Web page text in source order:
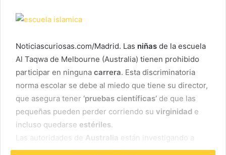
Noticiascuriosas.com/Madrid. Las niñas de la escuela
Al Taqwa de Melbourne (Australia) tienen prohibido
participar en ninguna carrera. Esta discriminatoria
norma escolar se debe al miedo que tiene su director,
que asegura tener ‘pruebas científicas’ de que las
pequeñas pueden perder corriendo su virginidad e
incluso quedarse estériles.
Las autoridades de Australia están investigando a
esta escuela islámica privada para comprobar si es